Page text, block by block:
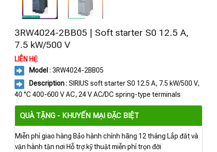
3RW4024-2BB05 | Soft starter S0 12.5 A,
7.5 kW/500 V
LIÊN HỆ
Model : 3RW4024-2BB05
Description: SIRIUS soft starter S0 12.5 A, 7.5 kW/500 V,
40 °C 400-600 V AC, 24 V AC/DC spring-type terminals
QUÀ TẶNG - KHUYẾN MẠI ĐẶC BIỆT
Miễn phí giao hàng Bảo hành chính hãng 12 tháng Lắp đặt và
vận hành tận nơi Hỗ trợ kỹ thuật miễn phí trọn đời